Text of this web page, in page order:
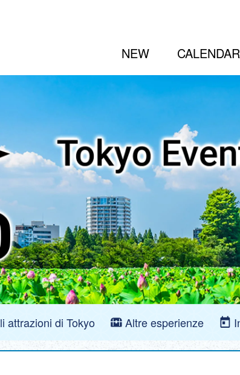
NEW CALENDAR
attrazioni di Tokyo Altre esperienze